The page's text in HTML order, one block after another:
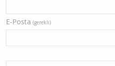
E-Posta (gerekli)